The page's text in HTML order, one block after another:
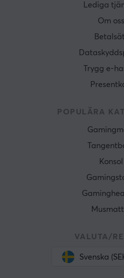
Lediga
Om oss
Trygg e-
POPULÄRA
Konsol
VALUTA/
Svenska